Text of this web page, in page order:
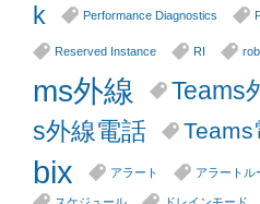
k
Performance Diagnostics
Reserved Instance RI
ms外線
Teams
s外線電話
Teams
bix
アラート アラートル